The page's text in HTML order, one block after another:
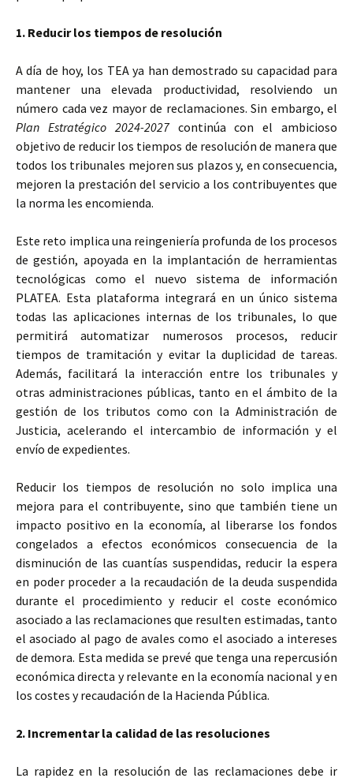
1. Reducir los tiempos de resolución
A día de hoy, los TEA ya han demostrado su capacidad para
mantener una elevada productividad, resolviendo un
número cada vez mayor de reclamaciones. Sin embargo, el
Plan Estratégico 2024-2027continúa con el ambicioso
objetivo de reducir los tiempos de resolución de manera que
todos los tribunales mejoren sus plazos y, en consecuencia,
mejoren la prestación del servicio a los contribuyentes que
la norma les encomienda.
Este reto implica una reingeniería profunda de los procesos
de gestión, apoyada en la implantación de herramientas
tecnológicas como el nuevo sistema de información
PLATEA. Esta plataforma integrará en un único sistema
todas las aplicaciones internas de los tribunales, lo que
permitirá automatizar numerosos procesos, reducir
tiempos de tramitación y evitar la duplicidad de tareas.
Además, facilitará la interacción entre los tribunales y
otras administraciones públicas, tanto en el ámbito de la
gestión de los tributos como con la Administración de
Justicia, acelerando el intercambio de información y el
envío de expedientes.
Reducir los tiempos de resolución no solo implica una
mejora para el contribuyente, sino que también tiene un
impacto positivo en la economía, al liberarse los fondos
congelados a efectos económicos consecuencia de la
disminución de las cuantías suspendidas, reducir la espera
en poder proceder a la recaudación de la deuda suspendida
durante el procedimiento y reducir el coste económico
asociado a las reclamaciones que resulten estimadas, tanto
el asociado al pago de avales como el asociado a intereses
de demora. Esta medida se prevé que tenga una repercusión
económica directa y relevante en la economía nacional y en
los costes y recaudación de la Hacienda Pública.
2. Incrementar la calidad de las resoluciones
La rapidez en la resolución de las reclamaciones debe ir